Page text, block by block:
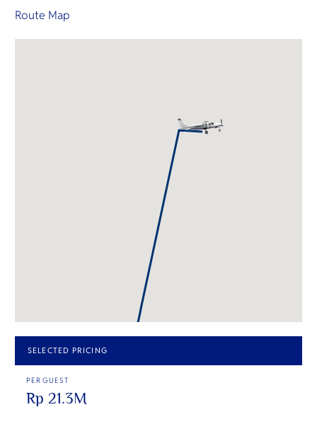
Route Map
SELECTED PRICING
PER GUEST
Rp 21.3M